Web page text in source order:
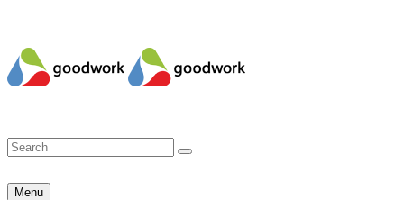
Menu